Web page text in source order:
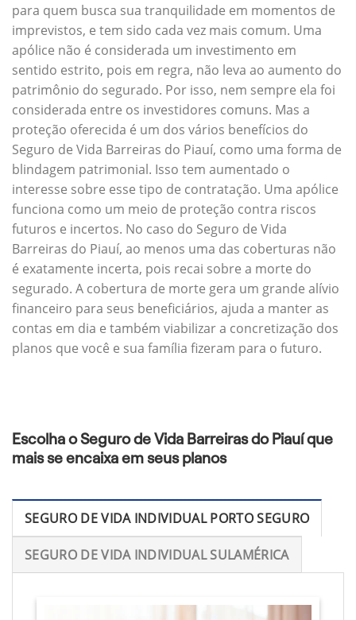
para quem busca sua tranquilidade em momentos de
imprevistos, e tem sido cada vez mais comum. Uma
apólice não é considerada um investimento em
sentido estrito, pois em regra, não leva ao aumento do
patrimônio do segurado. Por isso, nem sempre ela foi
considerada entre os investidores comuns. Mas a
proteção oferecida é um dos vários benefícios do
Seguro de Vida Barreiras do Piauí, como uma forma de
blindagem patrimonial. Isso tem aumentado o
interesse sobre esse tipo de contratação. Uma apólice
funciona como um meio de proteção contra riscos
futuros e incertos. No caso do Seguro de Vida
Barreiras do Piauí, ao menos uma das coberturas não
é exatamente incerta, pois recai sobre a morte do
segurado. A cobertura de morte gera um grande alívio
financeiro para seus beneficiários, ajuda a manter as
contas em dia e também viabilizar a concretização dos
planos que você e sua família fizeram para o futuro.
Escolha o Seguro de Vida Barreiras do Piauí que
mais se encaixa em seus planos
SEGURO DE VIDA INDIVIDUAL PORTO SEGURO
SEGURO DE VIDA INDIVIDUAL SULAMÉRICA